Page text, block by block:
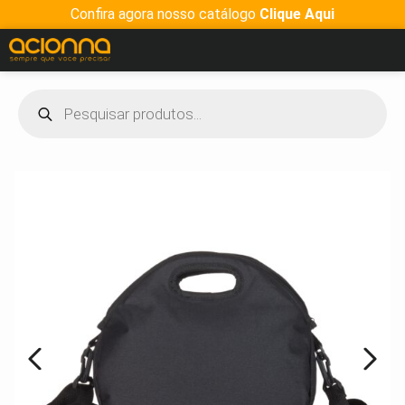
Confira agora nosso catálogo Clique Aqui